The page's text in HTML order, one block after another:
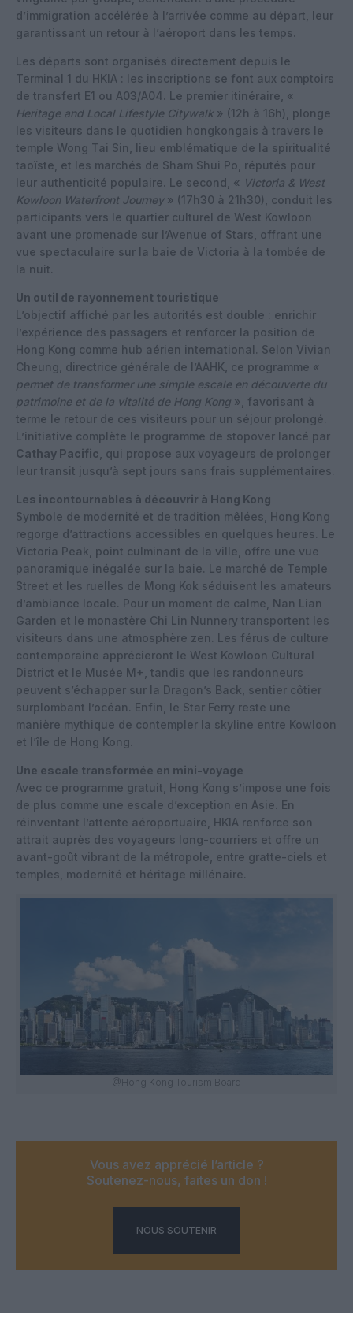
d’immigration accélérée à l’arrivée comme au départ, leur
garantissant un retour à l’aéroport dans les temps.​
Les départs sont organisés directement depuis le
Terminal 1 du HKIA : les inscriptions se font aux comptoirs
de transfert E1 ou A03/A04. Le premier itinéraire, «
Heritage and Local Lifestyle Citywalk » (12h à 16h), plonge
les visiteurs dans le quotidien hongkongais à travers le
temple Wong Tai Sin, lieu emblématique de la spiritualité
taoïste, et les marchés de Sham Shui Po, réputés pour
leur authenticité populaire. Le second, « Victoria & West
Kowloon Waterfront Journey» (17h30 à 21h30), conduit les
participants vers le quartier culturel de West Kowloon
avant une promenade sur l’Avenue of Stars, offrant une
vue spectaculaire sur la baie de Victoria à la tombée de
la nuit.​
Un outil de rayonnement touristique
L’objectif affiché par les autorités est double : enrichir
l’expérience des passagers et renforcer la position de
Hong Kong comme hub aérien international. Selon Vivian
Cheung, directrice générale de l’AAHK, ce programme «
permet de transformer une simple escale en découverte du
patrimoine et de la vitalité de Hong Kong », favorisant à
terme le retour de ces visiteurs pour un séjour prolongé.
L’initiative complète le programme de stopover lancé par
Cathay Pacific , qui propose aux voyageurs de prolonger
leur transit jusqu’à sept jours sans frais supplémentaires.​
Les incontournables à découvrir à Hong Kong
Symbole de modernité et de tradition mêlées, Hong Kong
regorge d’attractions accessibles en quelques heures. Le
Victoria Peak, point culminant de la ville, offre une vue
panoramique inégalée sur la baie. Le marché de Temple
Street et les ruelles de Mong Kok séduisent les amateurs
d’ambiance locale. Pour un moment de calme, Nan Lian
Garden et le monastère Chi Lin Nunnery transportent les
visiteurs dans une atmosphère zen. Les férus de culture
contemporaine apprécieront le West Kowloon Cultural
District et le Musée M+, tandis que les randonneurs
peuvent s’échapper sur la Dragon’s Back, sentier côtier
surplombant l’océan. Enfin, le Star Ferry reste une
manière mythique de contempler la skyline entre Kowloon
et l’île de Hong Kong.
Une escale transformée en mini-voyage
Avec ce programme gratuit, Hong Kong s’impose une fois
de plus comme une escale d’exception en Asie. En
réinventant l’attente aéroportuaire, HKIA renforce son
attrait auprès des voyageurs long-courriers et offre un
avant-goût vibrant de la métropole, entre gratte-ciels et
temples, modernité et héritage millénaire.
@Hong Kong Tourism Board
Vous avez apprécié l’article ?
Soutenez-nous, faites un don !
NOUS SOUTENIR